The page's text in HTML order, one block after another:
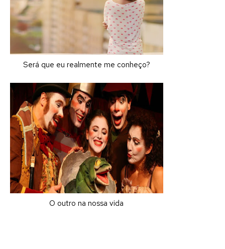
Será que eu realmente me conheço?
O outro na nossa vida